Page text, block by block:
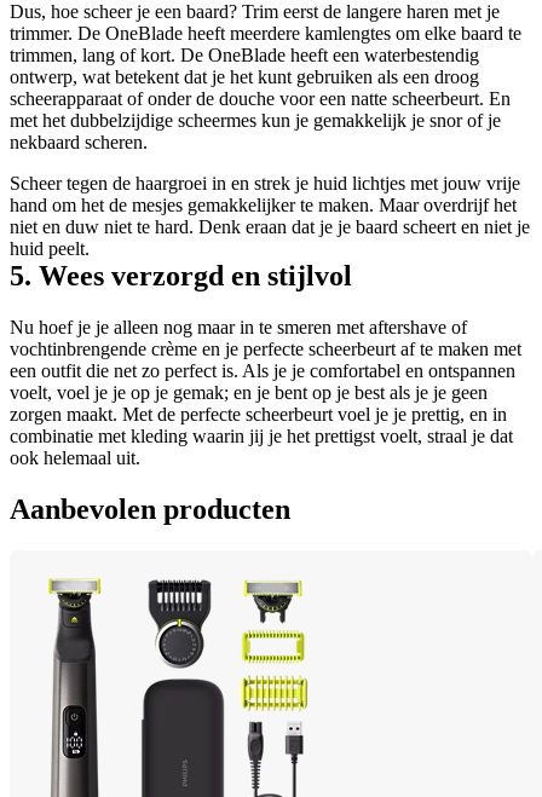
Dus, hoe scheer je een baard? Trim eerst de langere haren met je
trimmer. De OneBlade heeft meerdere kamlengtes om elke baard te
trimmen, lang of kort. De OneBlade heeft een waterbestendig
ontwerp, wat betekent dat je het kunt gebruiken als een droog
scheerapparaat of onder de douche voor een natte scheerbeurt. En
met het dubbelzijdige scheermes kun je gemakkelijk je snor of je
nekbaard scheren.
Scheer tegen de haargroei in en strek je huid lichtjes met jouw vrije
hand om het de mesjes gemakkelijker te maken. Maar overdrijf het
niet en duw niet te hard. Denk eraan dat je je baard scheert en niet je
huid peelt.
5. Wees verzorgd en stijlvol
Nu hoef je je alleen nog maar in te smeren met aftershave of
vochtinbrengende crème en je perfecte scheerbeurt af te maken met
een outfit die net zo perfect is. Als je je comfortabel en ontspannen
voelt, voel je je op je gemak; en je bent op je best als je je geen
zorgen maakt. Met de perfecte scheerbeurt voel je je prettig, en in
combinatie met kleding waarin jij je het prettigst voelt, straal je dat
ook helemaal uit.
Aanbevolen producten